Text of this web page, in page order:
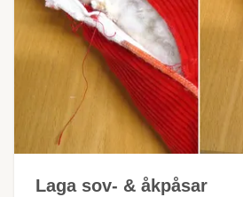
Laga sov- & åkpåsar